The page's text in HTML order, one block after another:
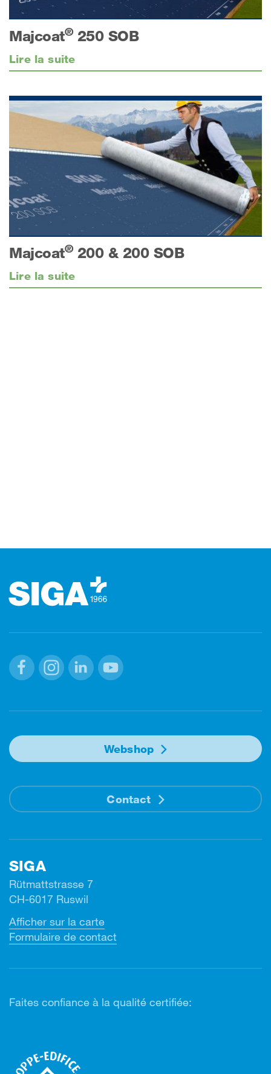
Majcoat®250 SOB
Lire la suite
Majcoat®200 & 200 SOB
Lire la suite
Webshop
Contact
SIGA
Rütmattstrasse 7
CH-6017 Ruswil
Afficher sur la carte
Formulaire de contact
Faites confiance à la qualité certifiée: